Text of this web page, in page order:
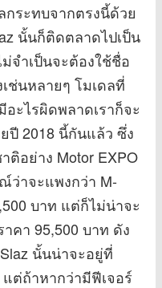
กระทบจากตรงนี้ด้วย
นั้นก็ติดตลาดไปเป็น
จำเป็นจะต้องใช้ชื่อ
ช่นหลายๆ โมเดลที่
ะไรผิดพลาดเราก็จะ
ปี 2018 นี้กันแล้ว ซึ่ง
ติอย่าง Motor EXPO
ว่าจะแพงกว่า M-
บาท แต่ก็ไม่น่าจะ
คา 95,500 บาท ดัง
นั้นน่าจะอยู่ที่
ต่ถ้าหากว่ามีฟีเจอร์